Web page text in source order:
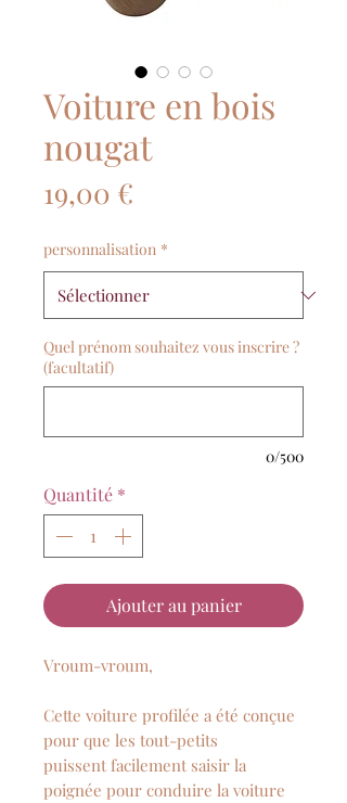
Voiture en bois
nougat
19,00 €
personnalisation *
Quel prénom souhaitez vous inscrire ?
(facultatif)
0/500
Quantité *
Ajouter au panier
Vroum-vroum,
Cette voiture profilée a été conçue
pour que les tout-petits
puissent facilement saisir la
poignée pour conduire la voiture